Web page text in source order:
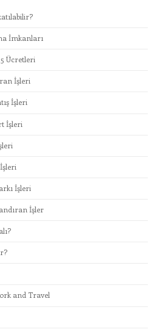
İmkanları
Ücretleri
İşleri
İşleri
İşleri
İşleri
İşler
and Travel